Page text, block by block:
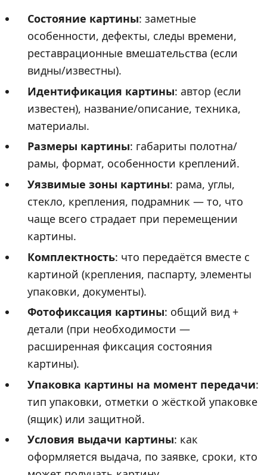
Состояние картины: заметные
особенности, дефекты, следы времени,
реставрационные вмешательства (если
видны/известны).
Идентификация картины: автор (если
известен), название/описание, техника,
материалы.
Размеры картины: габариты полотна/
рамы, формат, особенности креплений.
Уязвимые зоны картины: рама, углы,
стекло, крепления, подрамник — то, что
чаще всего страдает при перемещении
картины.
Комплектность: что передаётся вместе с
картиной (крепления, паспарту, элементы
упаковки, документы).
Фотофиксация картины: общий вид +
детали (при необходимости —
расширенная фиксация состояния
картины).
Упаковка картины на момент передачи:
тип упаковки, отметки о жёсткой упаковке
(ящик) или защитной.
Условия выдачи картины: как
оформляется выдача, по заявке, сроки, кто